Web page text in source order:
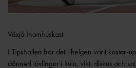
DOKUME
NYHETSBRE
V
ANSÖKNING
P12/F12 ÅRSBÄSTA
2022
Växjö Inomhuskast
I Tipshallen har det i helgen varit kastar-
därmed tävlingar i kula, vikt, diskus och